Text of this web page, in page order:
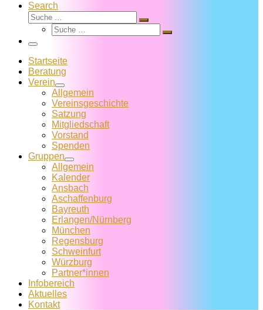
Search
Suche
Suche
Suche
Suche
Menü
Startseite
Beratung
Verein
Allgemein
Vereins­geschichte
Satzung
Mitglied­schaft
Vorstand
Spenden
Gruppen
Allgemein
Kalender
Ansbach
Aschaffenburg
Bayreuth
Erlangen/Nürnberg
München
Regensburg
Schweinfurt
Würzburg
Partner*innen
Infobereich
Aktuelles
Kontakt